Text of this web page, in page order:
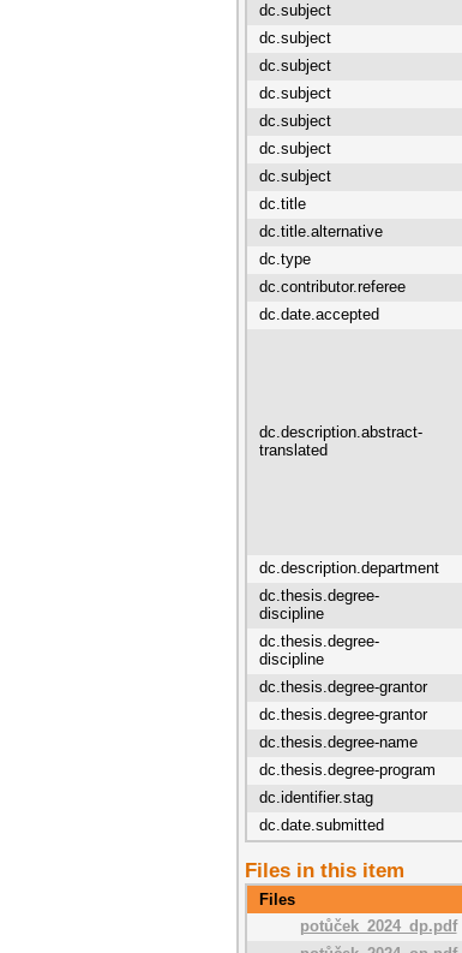
dc.subject
dc.subject
dc.subject
dc.subject
dc.subject
dc.subject
dc.subject
dc.title
dc.title.alternative
dc.type
dc.contributor.referee
dc.date.accepted
dc.description.abstract-
translated
dc.description.department
dc.thesis.degree-
discipline
dc.thesis.degree-
discipline
dc.thesis.degree-grantor
dc.thesis.degree-grantor
dc.thesis.degree-name
dc.thesis.degree-program
dc.identifier.stag
dc.date.submitted
Files in this item
Files
potůček_2024_dp.pdf